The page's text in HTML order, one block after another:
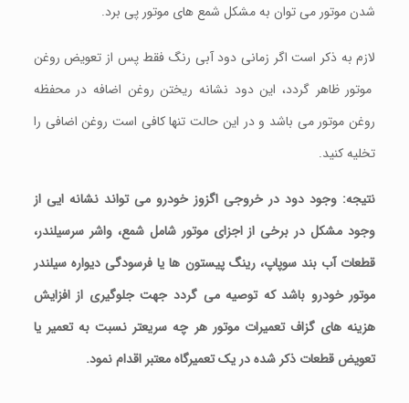
شدن موتور می توان به مشکل شمع های موتور پی برد.
لازم به ذکر است اگر زمانی دود آبی رنگ فقط پس از تعویض روغن
موتور ظاهر گردد، این دود نشانه ریختن روغن اضافه در محفظه
روغن موتور می باشد و در این حالت تنها کافی است روغن اضافی را
تخلیه کنید.
نتیجه: وجود دود در خروجی اگزوز خودرو می تواند نشانه ایی از
وجود مشکل در برخی از اجزای موتور شامل شمع، واشر سرسیلندر،
قطعات آب بند سوپاپ، رینگ پیستون ها یا فرسودگی دیواره سیلندر
موتور خودرو باشد که توصیه می گردد جهت جلوگیری از افزایش
هزینه های گزاف تعمیرات موتور هر چه سریعتر نسبت به تعمیر یا
تعویض قطعات ذکر شده در یک تعمیرگاه معتبر اقدام نمود.